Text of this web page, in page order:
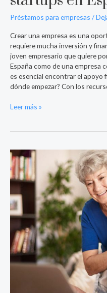
Préstamos para empresas /
Crear una empresa es una
requiere mucha inversión y
joven empresario que quiere
España como de una empresa
es esencial encontrar el apoyo
dónde empezar? Con los
Leer más »
¿Qué
son
los
planes
de
pensiones?